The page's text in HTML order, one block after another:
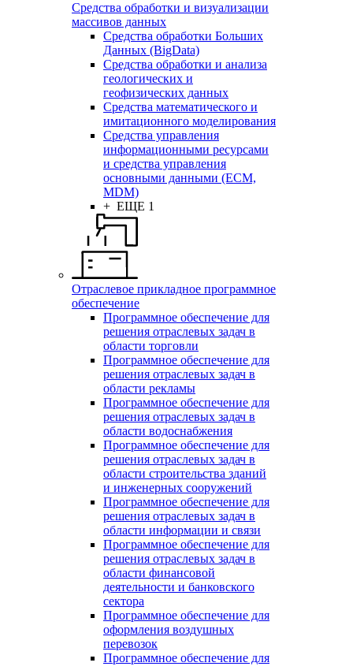
Средства обработки и визуализации
массивов данных
Средства обработки Больших
Данных (BigData)
Средства обработки и анализа
геологических и
геофизических данных
Средства математического и
имитационного моделирования
Средства управления
информационными ресурсами
и средства управления
основными данными (ECM,
MDM)
+ ЕЩЕ 1
Отраслевое прикладное программное
обеспечение
Программное обеспечение для
решения отраслевых задач в
области торговли
Программное обеспечение для
решения отраслевых задач в
области рекламы
Программное обеспечение для
решения отраслевых задач в
области водоснабжения
Программное обеспечение для
решения отраслевых задач в
области строительства зданий
и инженерных сооружений
Программное обеспечение для
решения отраслевых задач в
области информации и связи
Программное обеспечение для
решения отраслевых задач в
области финансовой
деятельности и банковского
сектора
Программное обеспечение для
оформления воздушных
перевозок
Программное обеспечение для